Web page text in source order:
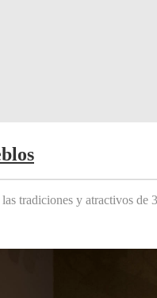
tradiciones y atractivos